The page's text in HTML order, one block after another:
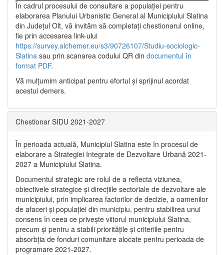
În cadrul procesului de consultare a populaţiei pentru
elaborarea Planului Urbanistic General al Municipiului Slatina
din Județul Olt, vă invităm să completați chestionarul online,
fie prin accesarea link-ului
https://survey.alchemer.eu/s3/90726107/Studiu-sociologic-
Slatina sau prin scanarea codului QR din documentul în
format PDF.
Vă mulţumim anticipat pentru efortul şi sprijinul acordat
acestui demers.
Chestionar SIDU 2021-2027
În perioada actuală, Municipiul Slatina este în procesul de
elaborare a Strategiei Integrate de Dezvoltare Urbană 2021‐
2027 a Municipiului Slatina.
Documentul strategic are rolul de a reflecta viziunea,
obiectivele strategice și direcțiile sectoriale de dezvoltare ale
municipiului, prin implicarea factorilor de decizie, a oamenilor
de afaceri și populației din municipiu, pentru stabilirea unui
consens în ceea ce privește viitorul municipiului Slatina,
precum și pentru a stabili prioritățile și criteriile pentru
absorbția de fonduri comunitare alocate pentru perioada de
programare 2021-2027.